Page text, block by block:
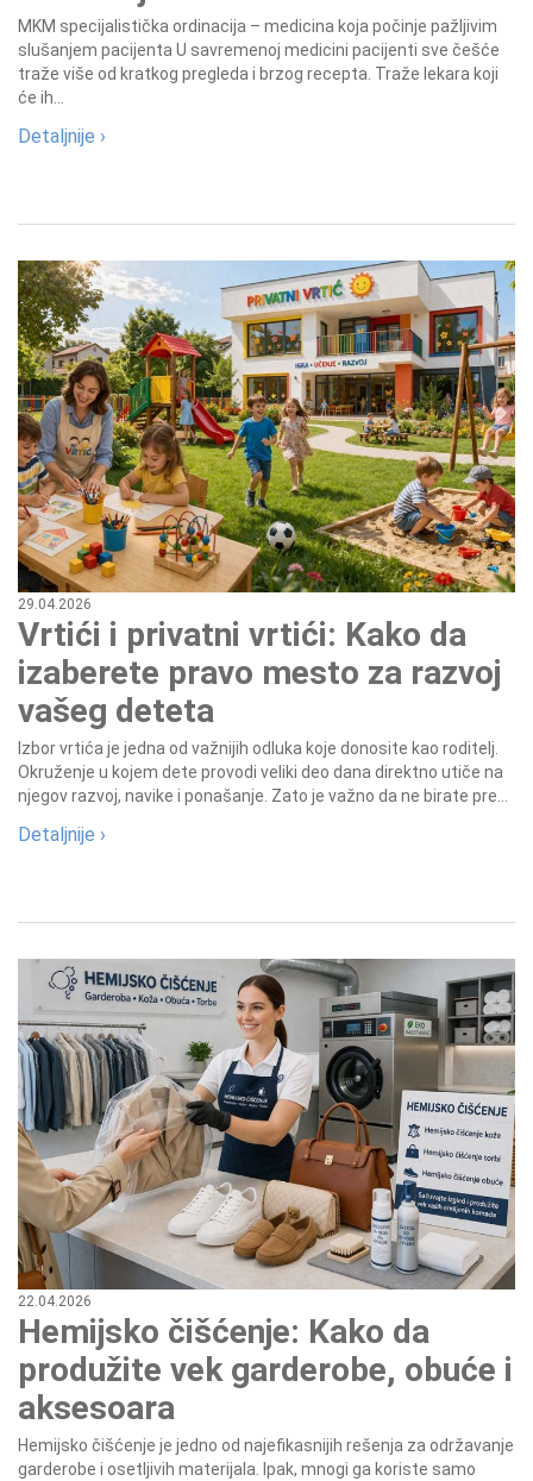
MKM specijalistička ordinacija – medicina koja počinje pažljivim
slušanjem pacijenta U savremenoj medicini pacijenti sve češće
traže više od kratkog pregleda i brzog recepta. Traže lekara koji
će ih...
Detaljnije ›
29.04.2026
Vrtići i privatni vrtići: Kako da
izaberete pravo mesto za razvoj
vašeg deteta
Izbor vrtića je jedna od važnijih odluka koje donosite kao roditelj.
Okruženje u kojem dete provodi veliki deo dana direktno utiče na
njegov razvoj, navike i ponašanje. Zato je važno da ne birate pre...
Detaljnije ›
22.04.2026
Hemijsko čišćenje: Kako da
produžite vek garderobe, obuće i
aksesoara
Hemijsko čišćenje je jedno od najefikasnijih rešenja za održavanje
garderobe i osetljivih materijala. Ipak, mnogi ga koriste samo